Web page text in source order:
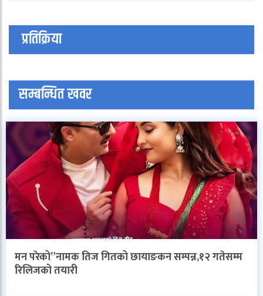
प्रतिक्रिया
सम्बन्धित खवर
मन परेको”नामक तिज गितको छायाङकन सम्पन्न,१२ गतेसम्म
रिलिजको तयारी